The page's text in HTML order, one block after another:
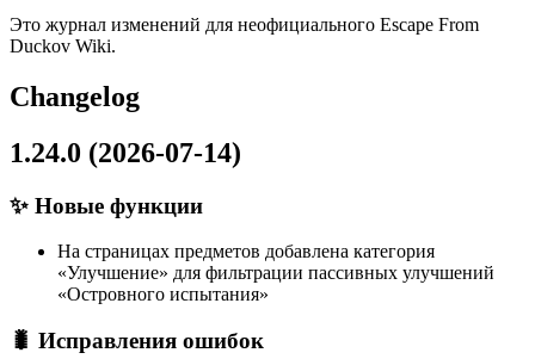
Это журнал изменений для неофициального Escape From
Duckov Wiki.
Changelog
1.24.0 (2026-07-14)
✨ Новые функции
На страницах предметов добавлена категория
«Улучшение» для фильтрации пассивных улучшений
«Островного испытания»
🐛 Исправления ошибок